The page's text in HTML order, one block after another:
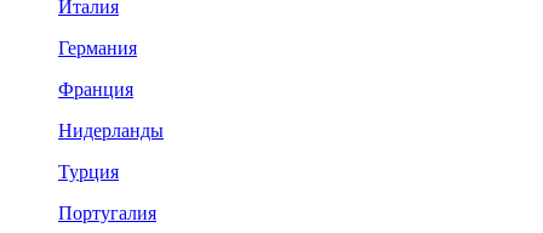
Италия
Германия
Франция
Нидерланды
Турция
Португалия